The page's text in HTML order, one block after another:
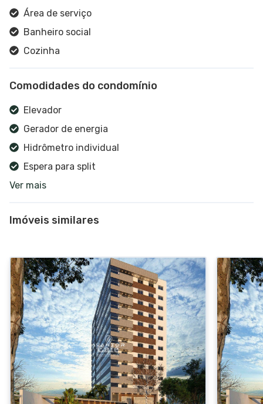
Área de serviço
Banheiro social
Cozinha
Comodidades do condomínio
Elevador
Gerador de energia
Hidrômetro individual
Espera para split
Cerca elétrica
Alarme
Churrasqueira coletiva
Salão de festas
Jardim
Área verde
Bicicletário
Gás central
Hall de entrada
Energia solar
Ver mais
Imóveis similares